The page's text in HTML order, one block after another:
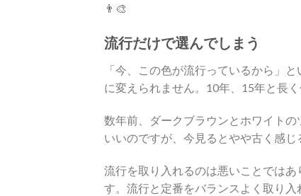
👨‍🎨
流行だけで選んでしまう
「今、この色が流行っているから」
に変えられません。10年、15年と長
数年前、ダークブラウンとホワイト
いいのですが、今見るとやや古く感じ
流行を取り入れるのは悪いことでは
す。流行と定番をバランスよく取り